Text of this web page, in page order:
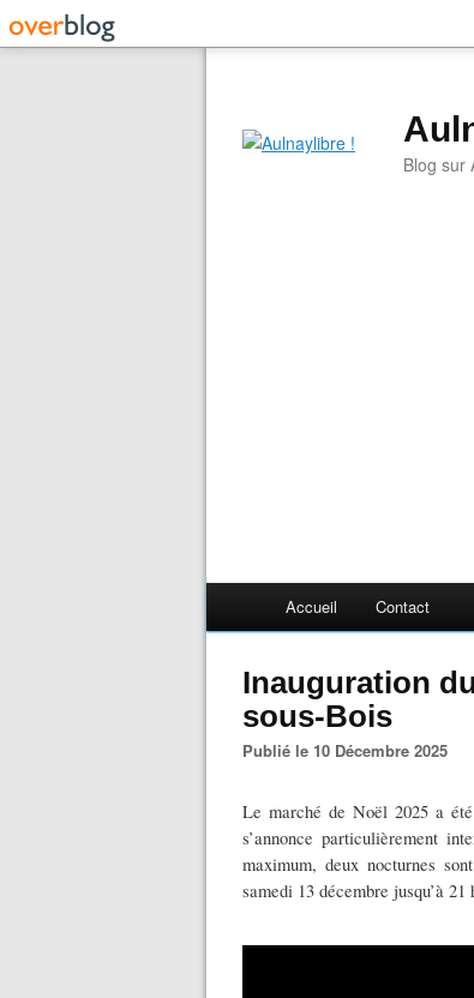
Blog sur
Accueil Contact
Inauguration
sous-Bois
Publié le 10 Décembre 2025
Le marché de Noël 2025 a
s’annonce particulièrement
maximum, deux nocturnes
samedi 13 décembre jusqu’à